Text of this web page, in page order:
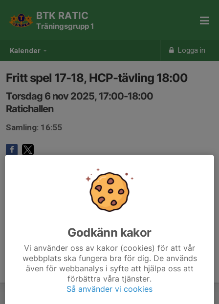
Kalender Logga in
BTK RATIC
Träningsgrupp 1
Fritt spel 17-18, HCP-tävling 18:00
Torsdag 6 nov 2025, 17:00-18:00
Ratichallen
Samling: 16:55
Godkänn kakor
Vi använder oss av kakor (cookies) för att vår
webbplats ska fungera bra för dig. De används
även för webbanalys i syfte att hjälpa oss att
förbättra våra tjänster.
Så använder vi cookies